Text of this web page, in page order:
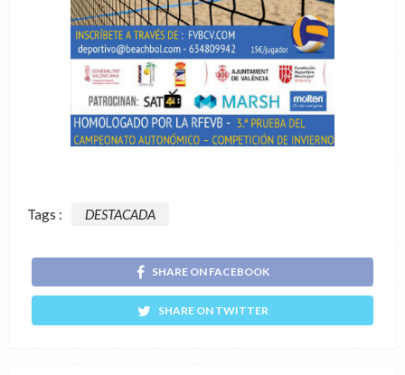
Tags : DESTACADA
SHARE ON FACEBOOK
SHARE ON TWITTER